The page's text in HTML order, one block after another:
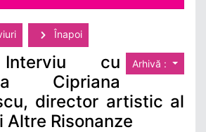
Înapoi
Arhivă :
cu
Cipriana
director artistic al
Altre Risonanze